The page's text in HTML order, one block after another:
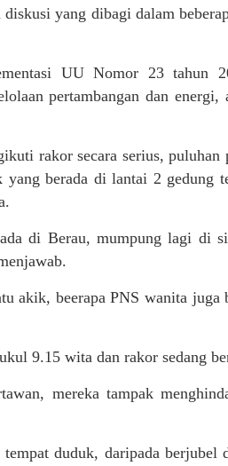
yang dibagi dalam
UU Nomor 23 tahun
pertambangan dan
rakor secara serius,
berada di lantai 2 gedung
di Berau, mumpung lagi di
akik, beerapa PNS wanita
9.15 wita dan rakor sedang
mereka tampak
duduk, daripada